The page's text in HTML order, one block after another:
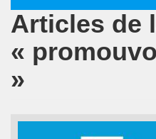
Articles de
«
»